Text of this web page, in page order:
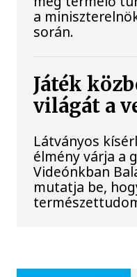
a
során.
Játék
világát a
Látványos
élmény várja a
Videónkban
mutatja be,